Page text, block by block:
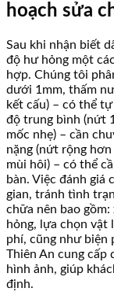
hoạch sửa
Sau khi nhận biết
độ hư hỏng một
hợp. Chúng tôi
dưới 1mm, thấm
kết cấu) – có thể
độ trung bình (nứt
mốc nhẹ) – cần
nặng (nứt rộng
mùi hôi) – có thể
bàn. Việc đánh giá
gian, tránh tình
chữa nên bao
hỏng, lựa chọn
phí, cũng như biện
Thiên An cung cấp
hình ảnh, giúp
định.